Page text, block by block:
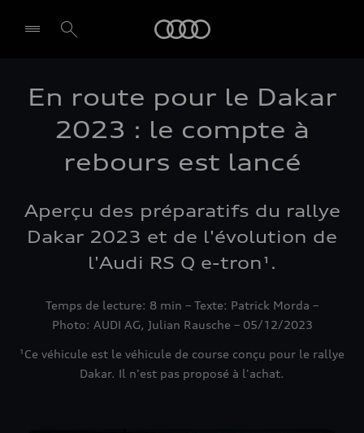
En route pour le Dakar
2023 : le compte à
rebours est lancé
Aperçu des préparatifs du rallye
Dakar 2023 et de l'évolution de
l'Audi RS Q e-tron¹.
Temps de lecture: 8 min – Texte: Patrick Morda –
Photo: AUDI AG, Julian Rausche – 05/12/2023
¹Ce véhicule est le véhicule de course conçu pour le rallye
Dakar. Il n'est pas proposé à l'achat.